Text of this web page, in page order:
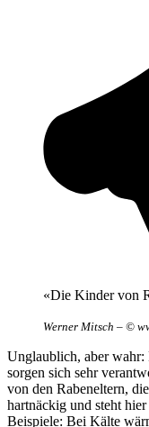
«Die Kinder von
Werner Mitsch – ©
Unglaublich, aber wahr:
sorgen sich sehr
von den Rabeneltern,
hartnäckig und steht
Beispiele: Bei Kälte